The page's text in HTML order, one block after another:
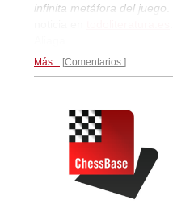
infinita metáfora del juego
Más... Comentarios